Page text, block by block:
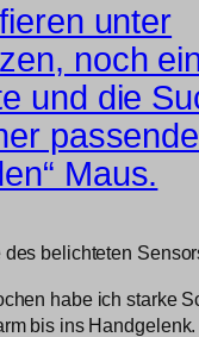
unter
noch
und die
Maus.
belichteten
habe ich starke
bis ins